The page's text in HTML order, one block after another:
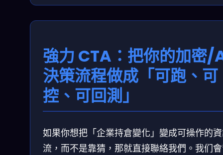
強力 CTA：把你的加密/
決策流程做成「可跑、可
控、可回測」
如果你想把「企業持倉變化」變成可操作的
流，而不是靠猜，那就直接聯絡我們。我们